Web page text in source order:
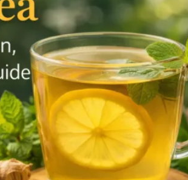
تمارين يمكنك القيام بها أثناء الكذب 💪 احماء الصدر للمبتدئين